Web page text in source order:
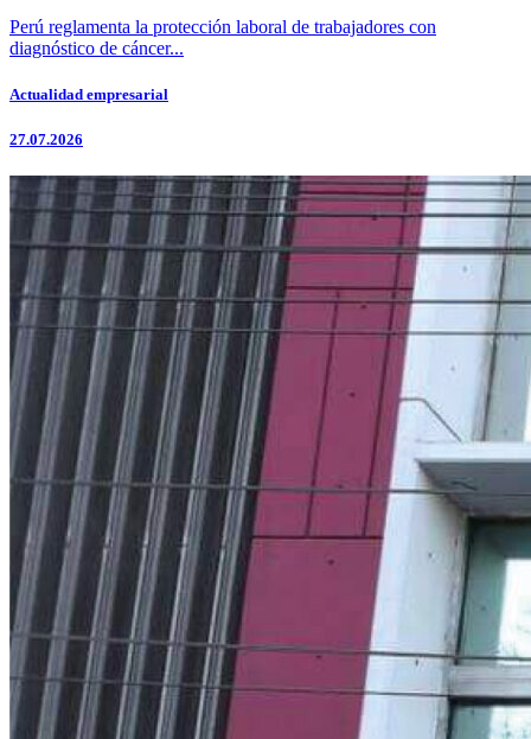
Perú reglamenta la protección laboral de trabajadores con
diagnóstico de cáncer...
Actualidad empresarial
27.07.2026